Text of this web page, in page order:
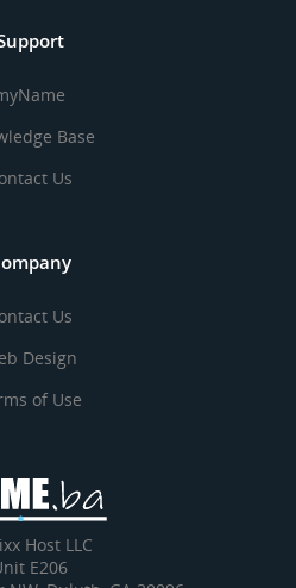
Base
Us
Us
Design
of Use
Host LLC
E206